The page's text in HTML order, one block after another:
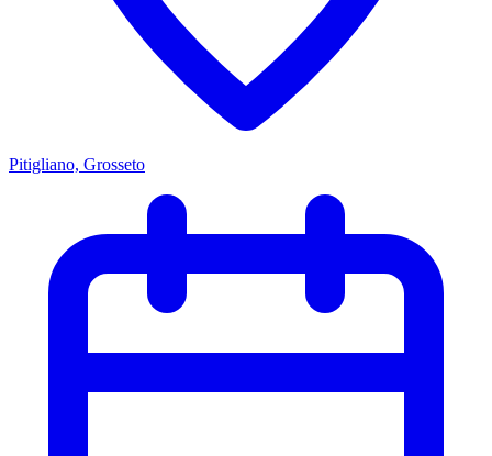
Pitigliano, Grosseto